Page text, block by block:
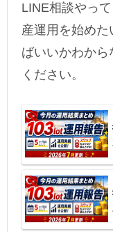
LINE相談やっ
産運用を始め
ばいいかわから
ください。